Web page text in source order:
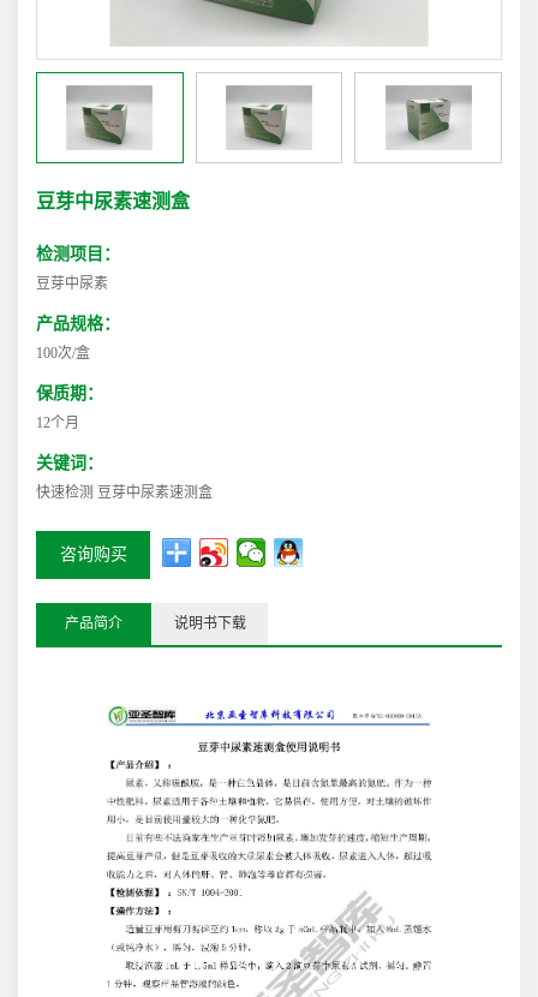
豆芽中尿素速测盒
检测项目：
豆芽中尿素
产品规格：
100次/盒
保质期：
12个月
关键词：
快速检测 豆芽中尿素速测盒
咨询购买
产品简介 说明书下载